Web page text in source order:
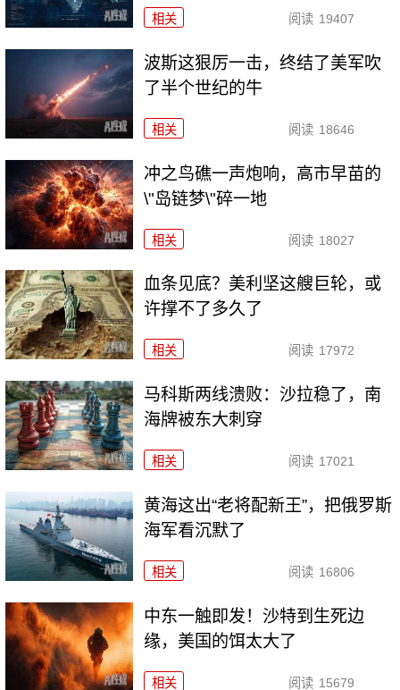
相关 阅读 19407
波斯这狠厉一击，终结了美军吹
了半个世纪的牛
相关 阅读 18646
冲之鸟礁一声炮响，高市早苗的
\"岛链梦\"碎一地
相关 阅读 18027
血条见底？美利坚这艘巨轮，或
许撑不了多久了
相关 阅读 17972
马科斯两线溃败：沙拉稳了，南
海牌被东大刺穿
相关 阅读 17021
黄海这出“老将配新王”，把俄罗斯
海军看沉默了
相关 阅读 16806
中东一触即发！沙特到生死边
缘，美国的饵太大了
相关 阅读 15679